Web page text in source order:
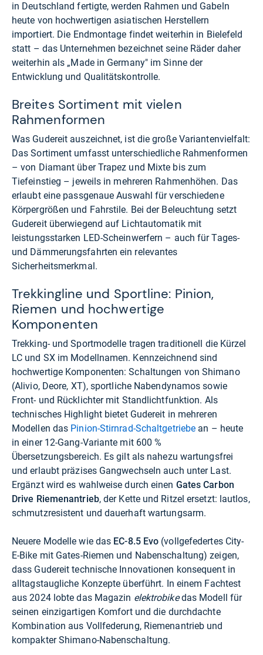
in Deutschland fertigte, werden Rahmen und Gabeln
heute von hochwertigen asiatischen Herstellern
importiert. Die Endmontage findet weiterhin in Bielefeld
statt – das Unternehmen bezeichnet seine Räder daher
weiterhin als „Made in Germany" im Sinne der
Entwicklung und Qualitätskontrolle.
Breites Sortiment mit vielen
Rahmenformen
Was Gudereit auszeichnet, ist die große Variantenvielfalt:
Das Sortiment umfasst unterschiedliche Rahmenformen
– von Diamant über Trapez und Mixte bis zum
Tiefeinstieg – jeweils in mehreren Rahmenhöhen. Das
erlaubt eine passgenaue Auswahl für verschiedene
Körpergrößen und Fahrstile. Bei der Beleuchtung setzt
Gudereit überwiegend auf Lichtautomatik mit
leistungsstarken LED-Scheinwerfern – auch für Tages-
und Dämmerungsfahrten ein relevantes
Sicherheitsmerkmal.
Trekkingline und Sportline: Pinion,
Riemen und hochwertige
Komponenten
Trekking- und Sportmodelle tragen traditionell die Kürzel
LC und SX im Modellnamen. Kennzeichnend sind
hochwertige Komponenten: Schaltungen von Shimano
(Alivio, Deore, XT), sportliche Nabendynamos sowie
Front- und Rücklichter mit Standlichtfunktion. Als
technisches Highlight bietet Gudereit in mehreren
Modellen das Pinion-Stirnrad-Schaltgetriebe an – heute
in einer 12-Gang-Variante mit 600 %
Übersetzungsbereich. Es gilt als nahezu wartungsfrei
und erlaubt präzises Gangwechseln auch unter Last.
Ergänzt wird es wahlweise durch einen Gates Carbon
Drive Riemenantrieb, der Kette und Ritzel ersetzt: lautlos,
schmutzresistent und dauerhaft wartungsarm.
Neuere Modelle wie das EC-8.5 Evo (vollgefedertes City-
E-Bike mit Gates-Riemen und Nabenschaltung) zeigen,
dass Gudereit technische Innovationen konsequent in
alltagstaugliche Konzepte überführt. In einem Fachtest
aus 2024 lobte das Magazin elektrobikedas Modell für
seinen einzigartigen Komfort und die durchdachte
Kombination aus Vollfederung, Riemenantrieb und
kompakter Shimano-Nabenschaltung.